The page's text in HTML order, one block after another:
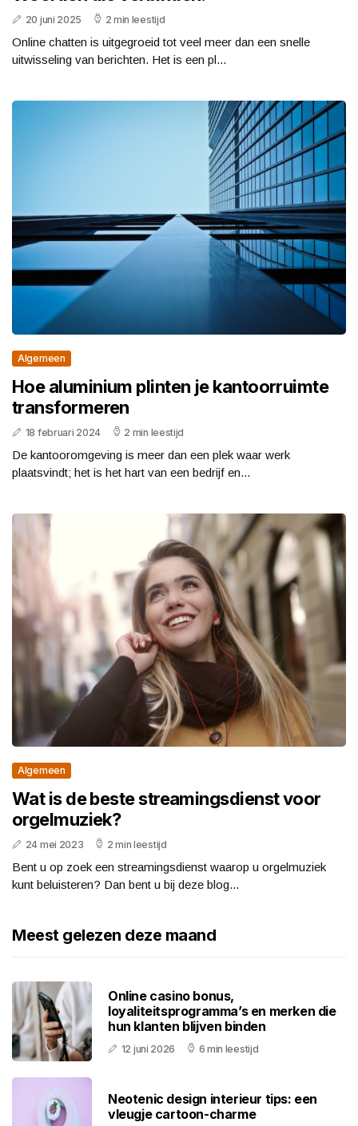
20 juni 2025 2 min leestijd
Online chatten is uitgegroeid tot veel meer dan een snelle
uitwisseling van berichten. Het is een pl...
Algemeen
Hoe aluminium plinten je kantoorruimte
transformeren
18 februari 2024 2 min leestijd
De kantooromgeving is meer dan een plek waar werk
plaatsvindt; het is het hart van een bedrijf en...
Algemeen
Wat is de beste streamingsdienst voor
orgelmuziek?
24 mei 2023 2 min leestijd
Bent u op zoek een streamingsdienst waarop u orgelmuziek
kunt beluisteren? Dan bent u bij deze blog...
Meest gelezen deze maand
Online casino bonus,
loyaliteitsprogramma’s en merken die
hun klanten blijven binden
12 juni 2026 6 min leestijd
Neotenic design interieur tips: een
vleugje cartoon-charme